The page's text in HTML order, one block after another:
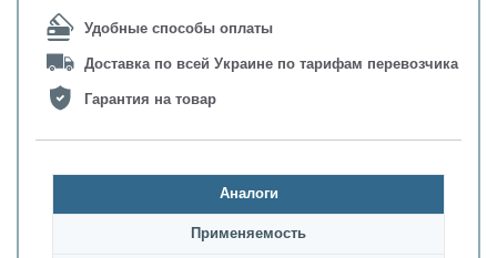
Удобные способы оплаты
Доставка по всей Украине по тарифам перевозчика
Гарантия на товар
Аналоги
Применяемость